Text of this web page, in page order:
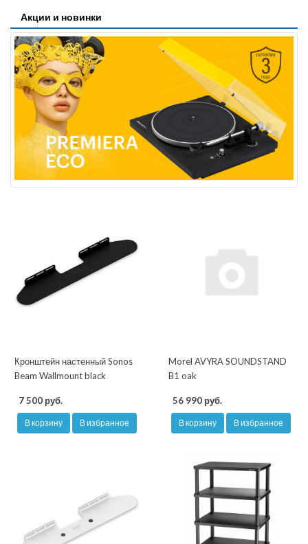
Акции и новинки
Кронштейн настенный Sonos
Beam Wallmount black
7 500 руб.
В корзину В избранное
Morel AVYRA SOUNDSTAND
B1 oak
56 990 руб.
В корзину В избранное